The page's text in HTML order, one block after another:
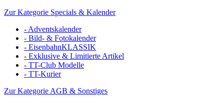
Zur Kategorie Specials & Kalender
- Adventskalender
- Bild- & Fotokalender
- EisenbahnKLASSIK
- Exklusive & Limitierte Artikel
- TT-Club Modelle
- TT-Kurier
Zur Kategorie AGB & Sonstiges